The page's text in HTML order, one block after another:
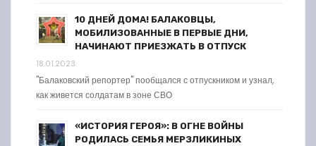
10 ДНЕЙ ДОМА! БАЛАКОВЦЫ,
МОБИЛИЗОВАННЫЕ В ПЕРВЫЕ ДНИ,
НАЧИНАЮТ ПРИЕЗЖАТЬ В ОТПУСК
18.01.2023
"Балаковский репортер" пообщался с отпускником и узнал,
как живется солдатам в зоне СВО
«ИСТОРИЯ ГЕРОЯ»: В ОГНЕ ВОЙНЫ
РОДИЛАСЬ СЕМЬЯ МЕРЗЛИКИНЫХ